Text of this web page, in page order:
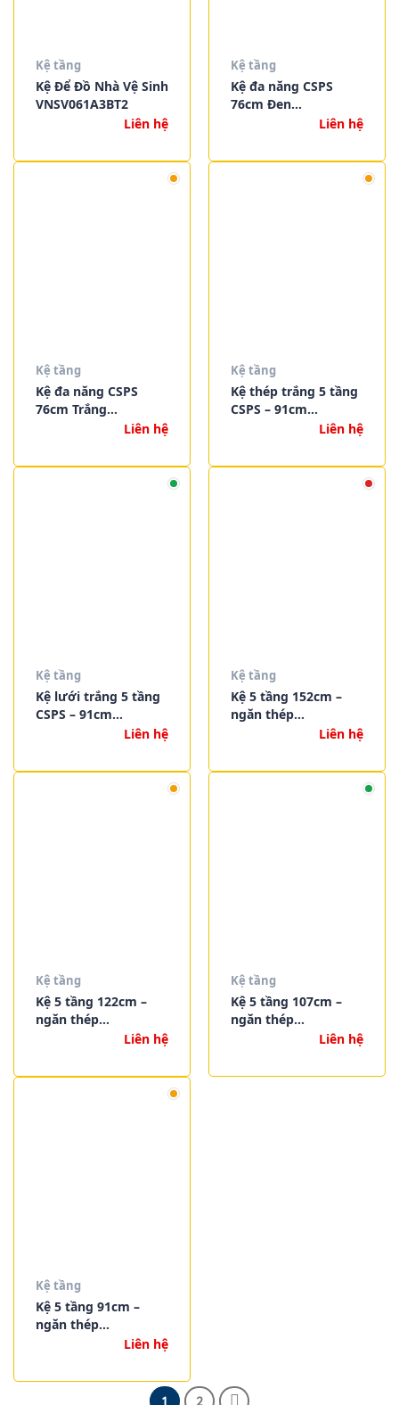
Kệ tầng
Kệ Để Đồ Nhà Vệ Sinh
VNSV061A3BT2
Liên hệ
Kệ tầng
Kệ đa năng CSPS
76cm Đen
VNSV076A5BT2Liên hệ
Kệ tầng
Kệ đa năng CSPS
76cm Trắng
VNSV076A5BT2Liên hệ
Kệ tầng
Kệ thép trắng 5 tầng
CSPS – 91cm
VNSV091A5BT2Liên hệ
Kệ tầng
Kệ lưới trắng 5 tầng
CSPS – 91cm
VNSV091A5BT1Liên hệ
Kệ tầng
Kệ 5 tầng 152cm –
ngăn thép
VNSV152A5BB2Liên hệ
Kệ tầng
Kệ 5 tầng 122cm –
ngăn thép
VNSV122A5BB2Liên hệ
Kệ tầng
Kệ 5 tầng 107cm –
ngăn thép
VNSV107A5BB2Liên hệ
Kệ tầng
Kệ 5 tầng 91cm –
ngăn thép
VNSV091A5BB2Liên hệ
1 2